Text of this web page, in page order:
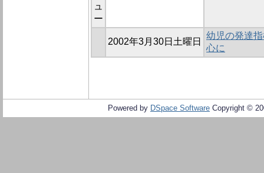
ュ
ー
2002年3月30日土曜日
幼児の発達
心に
Powered by DSpace Software Copyright ©